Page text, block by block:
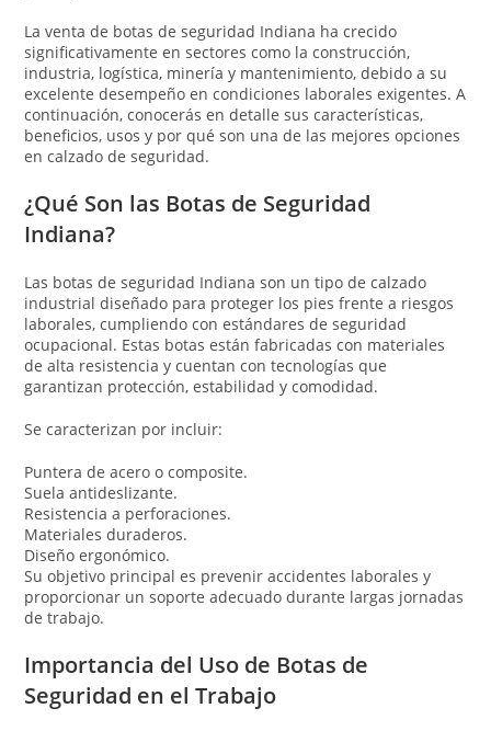
La venta de botas de seguridad Indiana ha crecido
significativamente en sectores como la construcción,
industria, logística, minería y mantenimiento, debido a su
excelente desempeño en condiciones laborales exigentes. A
continuación, conocerás en detalle sus características,
beneficios, usos y por qué son una de las mejores opciones
en calzado de seguridad.
¿Qué Son las Botas de Seguridad
Indiana?
Las botas de seguridad Indiana son un tipo de calzado
industrial diseñado para proteger los pies frente a riesgos
laborales, cumpliendo con estándares de seguridad
ocupacional. Estas botas están fabricadas con materiales
de alta resistencia y cuentan con tecnologías que
garantizan protección, estabilidad y comodidad.
Se caracterizan por incluir:
Puntera de acero o composite.
Suela antideslizante.
Resistencia a perforaciones.
Materiales duraderos.
Diseño ergonómico.
Su objetivo principal es prevenir accidentes laborales y
proporcionar un soporte adecuado durante largas jornadas
de trabajo.
Importancia del Uso de Botas de
Seguridad en el Trabajo